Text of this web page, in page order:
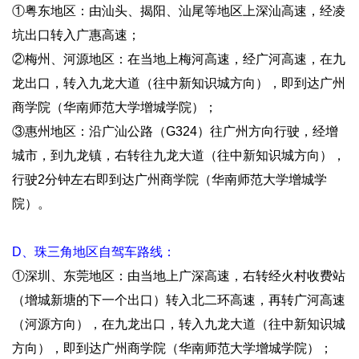
①粤东地区：由汕头、揭阳、汕尾等地区上深汕高速，经凌
坑出口转入广惠高速；
②梅州、河源地区：在当地上梅河高速，经广河高速，在九
龙出口，转入九龙大道（往中新知识城方向），即到达广州
商学院（华南师范大学增城学院）；
③惠州地区：沿广汕公路（G324）往广州方向行驶，经增
城市，到九龙镇，右转往九龙大道（往中新知识城方向），
行驶2分钟左右即到达广州商学院（华南师范大学增城学
院）。
D、珠三角地区自驾车路线：
①深圳、东莞地区：由当地上广深高速，右转经火村收费站
（增城新塘的下一个出口）转入北二环高速，再转广河高速
（河源方向），在九龙出口，转入九龙大道（往中新知识城
方向），即到达广州商学院（华南师范大学增城学院）；